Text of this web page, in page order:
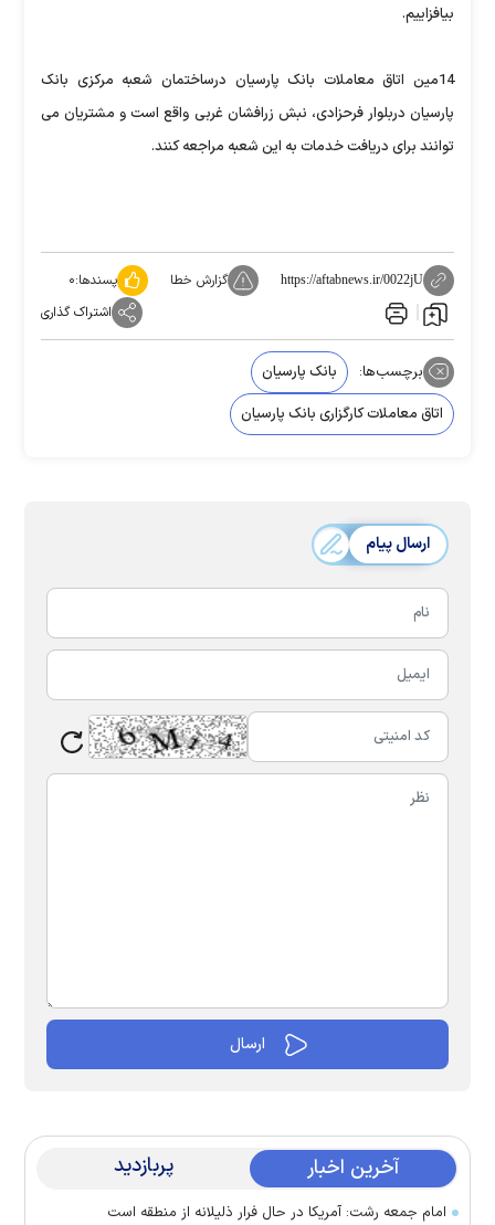
بیافزاییم.
14مین اتاق معاملات بانک پارسیان درساختمان شعبه مرکزی بانک
پارسیان دربلوار فرحزادی، نبش زرافشان غربی واقع است و مشتریان می
توانند برای دریافت خدمات به این شعبه مراجعه کنند.
https://aftabnews.ir/0022jU گزارش خطا پسندها:۰
اشتراک گذاری
برچسب‌ها:
بانک پارسیان
اتاق معاملات کارگزاری بانک پارسیان
ارسال پیام
آخرین اخبار پربازدید
امام جمعه رشت: آمریکا در حال فرار ذلیلانه از منطقه است